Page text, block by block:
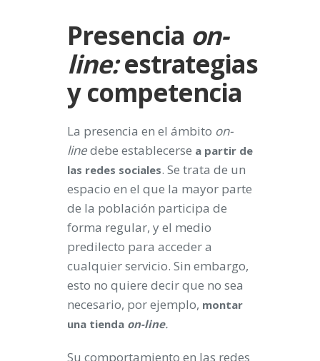
Presencia on-
line:estrategias
y competencia
La presencia en el ámbito on-
linedebe establecerse a partir de
las redes sociales. Se trata de un
espacio en el que la mayor parte
de la población participa de
forma regular, y el medio
predilecto para acceder a
cualquier servicio. Sin embargo,
esto no quiere decir que no sea
necesario, por ejemplo, montar
una tienda on-line.
Su comportamiento en las redes